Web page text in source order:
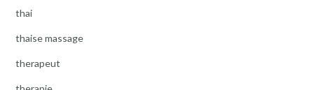
thai
thaise massage
therapeut